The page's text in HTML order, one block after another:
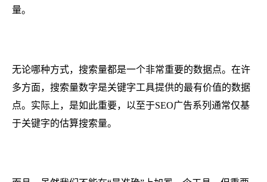
量。
无论哪种方式，搜索量都是一个非常重要的数据点。在许
多方面，搜索量数字是关键字工具提供的最有价值的数据
点。实际上，是如此重要，以至于SEO广告系列通常仅基
于关键字的估算搜索量。